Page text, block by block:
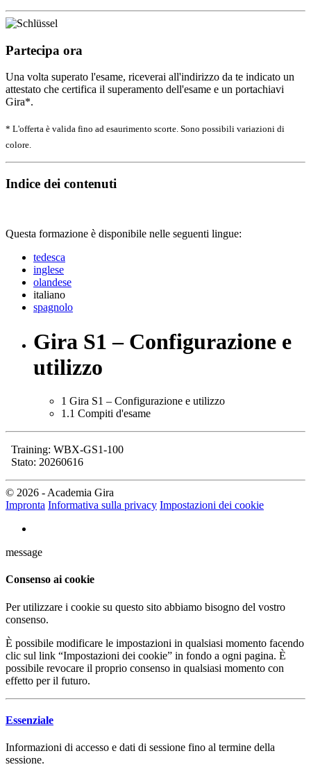
Partecipa ora
Una volta superato l'esame, riceverai all'indirizzo da te indicato un
attestato che certifica il superamento dell'esame e un portachiavi
Gira*.
* L'offerta è valida fino ad esaurimento scorte. Sono possibili variazioni di
colore.
Indice dei contenuti
Questa formazione è disponibile nelle seguenti lingue:
tedesca
inglese
olandese
italiano
spagnolo
Gira S1 – Configurazione e
utilizzo
1 Gira S1 – Configurazione e utilizzo
1.1 Compiti d'esame
Training: WBX-GS1-100
Stato: 20260616
© 2026 - Academia Gira
Impronta Informativa sulla privacy Impostazioni dei cookie
message
Consenso ai cookie
Per utilizzare i cookie su questo sito abbiamo bisogno del vostro
consenso.
È possibile modificare le impostazioni in qualsiasi momento facendo
clic sul link “Impostazioni dei cookie” in fondo a ogni pagina. È
possibile revocare il proprio consenso in qualsiasi momento con
effetto per il futuro.
Essenziale
Informazioni di accesso e dati di sessione fino al termine della
sessione.